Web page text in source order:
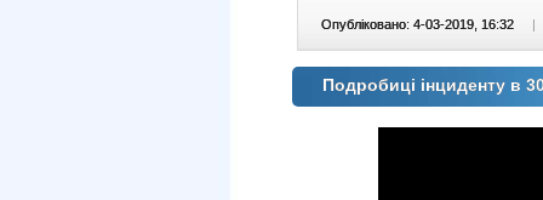
Опубліковано: 4-03-2019, 16:32 |
Подробиці інциденту в